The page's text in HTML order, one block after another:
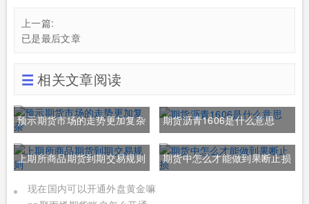
上一篇:
已是最后文章
相关文章阅读
预示期货市场的走势更加复杂 期货沥青1606是什么意思
上期所商品期货到期交易规则 期货中怎么才能做到果断止损
现在国内可以开通外盘黄金嘛